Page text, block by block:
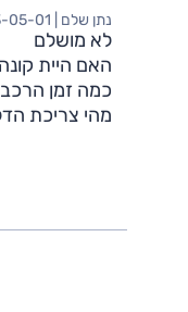
נתן שלם | 05-01
לא מושלם
האם היית
כמה זמן
מהי צריכת